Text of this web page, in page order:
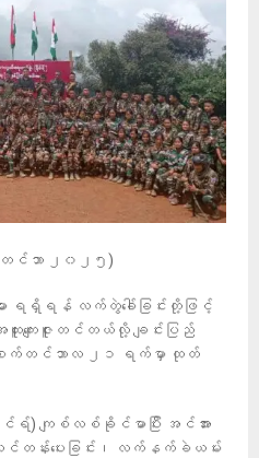
င်ဘာ ၂၀၂၅)
ား ရရှိရန် လက်တွဲခေါ်ခြင်းတို့ဖြင့်
ကျေးဇူးတင်တယ်လို့ ချင်းပြည်
က်တင်ဘာလ ၂၁ ရက်မှာ ထုတ်
ရ်) ကျစ်လစ်ခိုင်မာပြီး အင်အား
င်တန်းပေးခြင်း၊ လက်နက်ခဲယမ်း